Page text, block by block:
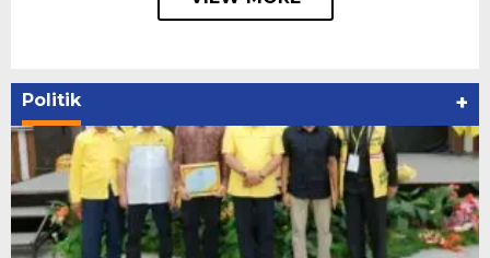
Politik +